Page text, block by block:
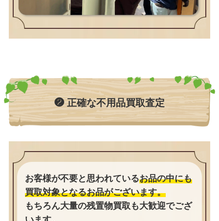
❷ 正確な不用品買取査定
お客様が不要と思われているお品の中にも
買取対象となるお品がございます。
もちろん大量の残置物買取も大歓迎でござ